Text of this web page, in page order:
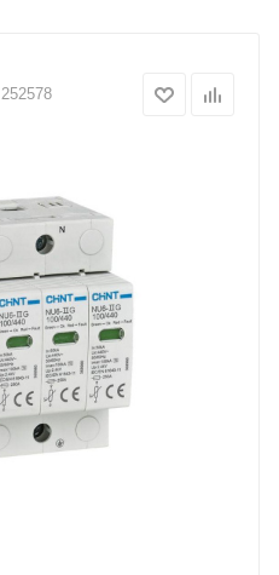
252578